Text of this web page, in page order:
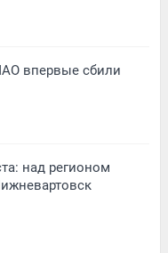
впервые сбили
над регионом